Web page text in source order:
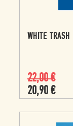
WHITE TRASH
22,00€
20,90 €